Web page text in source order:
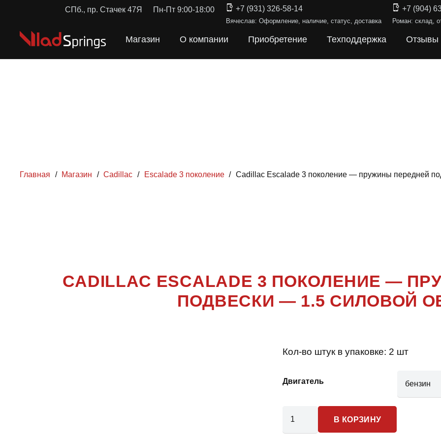
СПб., пр. Стачек 47Я Пн-Пт 9:00-18:00 +7 (931) 326-58-14
Вячеслав: Оформление, наличие, статус, доставка
+7 (904)
Роман: склад,
Магазин О компании Приобретение Техподдержка Отзывы
Главная / Магазин / Cadillac / Escalade 3 поколение / Cadillac Escalade 3 поколение — пружины передней
ESCALADE 3
CADILLAC ESCALADE 3 ПОКОЛЕНИЕ —
ПОДВЕСКИ — 1.5 СИЛОВОЙ
Кол-во штук в упаковке: 2 шт
Двигатель
В КОРЗИНУ